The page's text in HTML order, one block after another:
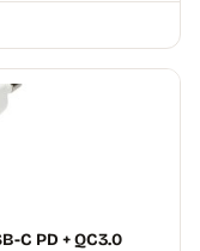
C PD + QC3.0